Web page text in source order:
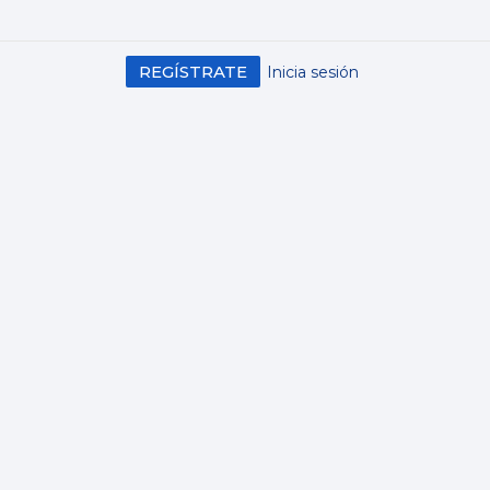
Inicia sesión
REGÍSTRATE